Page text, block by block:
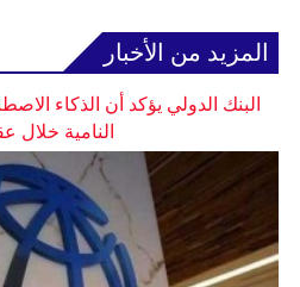
المزيد من الأخبار
البنك الدولي يؤكد أن الذكاء
النامية خلال